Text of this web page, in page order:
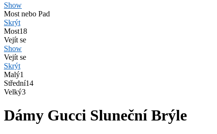
Show
Most nebo Pad
Skrýt
Most18
Vejít se
Show
Vejít se
Skrýt
Malý1
Střední14
Velký3
Dámy Gucci Sluneční Brýle